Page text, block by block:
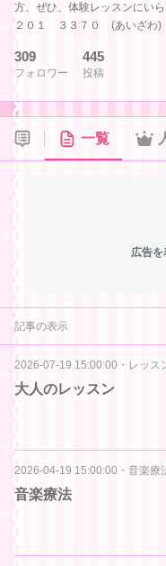
方、ぜひ、体験レッスンにい
２０１ ３３７０ (あいざわ)
309
フォロワー
445
投稿
一覧
広告
記事の表示
2026-07-19 15:00:00 ・ レッス
大人のレッスン
2026-04-19 15:00:00 ・ 音楽療
音楽療法